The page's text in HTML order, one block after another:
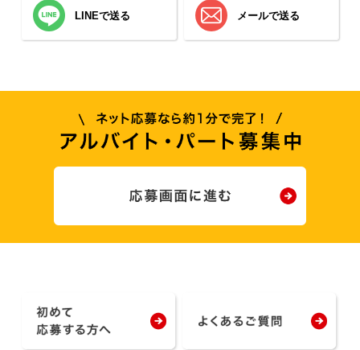
LINEで送る メールで送る